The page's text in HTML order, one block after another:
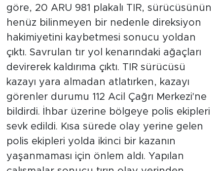
göre, 20 ARU 981 plakalı TIR, sürücüsünün
henüz bilinmeyen bir nedenle direksiyon
hakimiyetini kaybetmesi sonucu yoldan
çıktı. Savrulan tır yol kenarındaki ağaçları
devirerek kaldırıma çıktı. TIR sürücüsü
kazayı yara almadan atlatırken, kazayı
görenler durumu 112 Acil Çağrı Merkezi'ne
bildirdi. İhbar üzerine bölgeye polis ekipleri
sevk edildi. Kısa sürede olay yerine gelen
polis ekipleri yolda ikinci bir kazanın
yaşanmaması için önlem aldı. Yapılan